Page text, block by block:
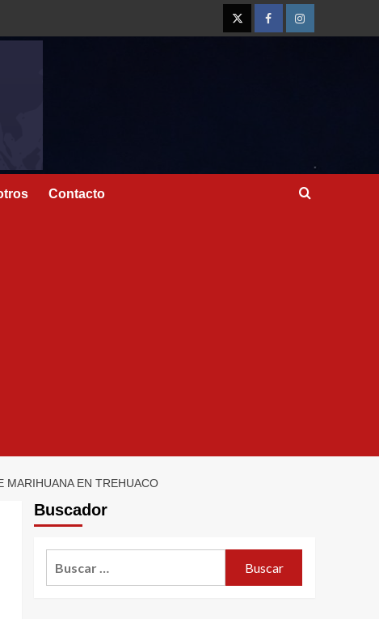
Contacto
MARIHUANA EN TREHUACO
Buscador